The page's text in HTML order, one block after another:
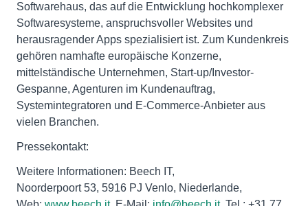
Softwarehaus, das auf die Entwicklung hochkomplexer
Softwaresysteme, anspruchsvoller Websites und
herausragender Apps spezialisiert ist. Zum Kundenkreis
gehören namhafte europäische Konzerne,
mittelständische Unternehmen, Start-up/Investor-
Gespanne, Agenturen im Kundenauftrag,
Systemintegratoren und E-Commerce-Anbieter aus
vielen Branchen.
Pressekontakt:
Weitere Informationen: Beech IT,
Noorderpoort 53, 5916 PJ Venlo, Niederlande,